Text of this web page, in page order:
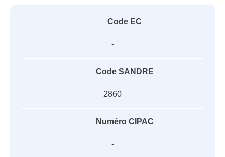
Code EC
-
Code SANDRE
2860
Numéro CIPAC
-